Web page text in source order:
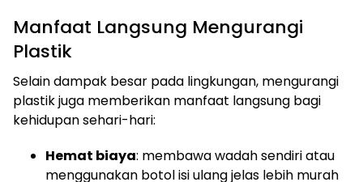
Manfaat Langsung Mengurangi
Plastik
Selain dampak besar pada lingkungan, mengurangi
plastik juga memberikan manfaat langsung bagi
kehidupan sehari-hari:
Hemat biaya: membawa wadah sendiri atau
menggunakan botol isi ulang jelas lebih murah